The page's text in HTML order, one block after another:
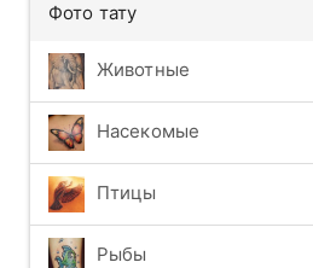
Фото тату
Животные
Насекомые
Птицы
Рыбы